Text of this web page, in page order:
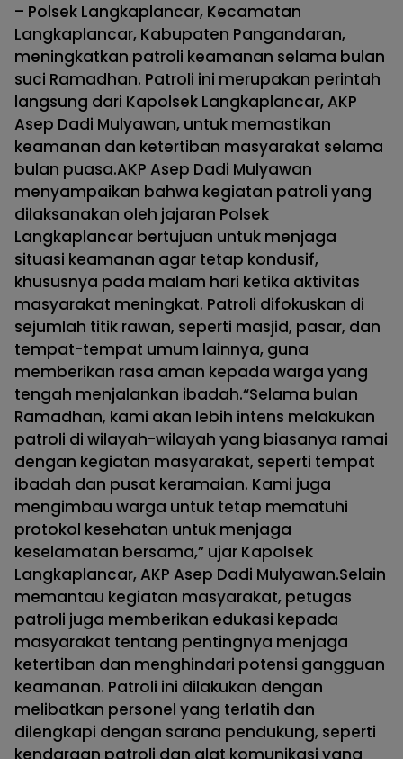
– Polsek Langkaplancar, Kecamatan
Langkaplancar, Kabupaten Pangandaran,
meningkatkan patroli keamanan selama bulan
suci Ramadhan. Patroli ini merupakan perintah
langsung dari Kapolsek Langkaplancar, AKP
Asep Dadi Mulyawan, untuk memastikan
keamanan dan ketertiban masyarakat selama
bulan puasa.AKP Asep Dadi Mulyawan
menyampaikan bahwa kegiatan patroli yang
dilaksanakan oleh jajaran Polsek
Langkaplancar bertujuan untuk menjaga
situasi keamanan agar tetap kondusif,
khususnya pada malam hari ketika aktivitas
masyarakat meningkat. Patroli difokuskan di
sejumlah titik rawan, seperti masjid, pasar, dan
tempat-tempat umum lainnya, guna
memberikan rasa aman kepada warga yang
tengah menjalankan ibadah.“Selama bulan
Ramadhan, kami akan lebih intens melakukan
patroli di wilayah-wilayah yang biasanya ramai
dengan kegiatan masyarakat, seperti tempat
ibadah dan pusat keramaian. Kami juga
mengimbau warga untuk tetap mematuhi
protokol kesehatan untuk menjaga
keselamatan bersama,” ujar Kapolsek
Langkaplancar, AKP Asep Dadi Mulyawan.Selain
memantau kegiatan masyarakat, petugas
patroli juga memberikan edukasi kepada
masyarakat tentang pentingnya menjaga
ketertiban dan menghindari potensi gangguan
keamanan. Patroli ini dilakukan dengan
melibatkan personel yang terlatih dan
dilengkapi dengan sarana pendukung, seperti
kendaraan patroli dan alat komunikasi yang